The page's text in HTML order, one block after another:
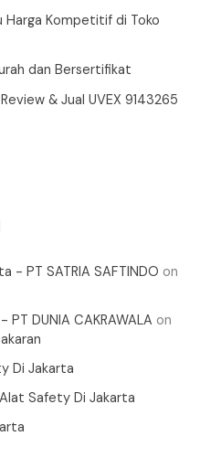
Harga Kompetitif di Toko
dan Bersertifikat
& Jual UVEX 9143265
- PT SATRIA SAFTINDO on
DUNIA CAKRAWALA on
Di Jakarta
Safety Di Jakarta